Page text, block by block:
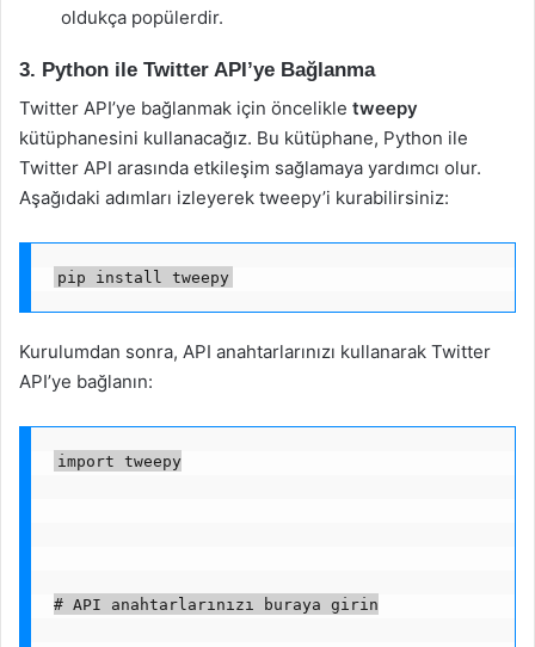
oldukça popülerdir.
3. Python ile Twitter API’ye Bağlanma
Twitter API’ye bağlanmak için öncelikle tweepy
kütüphanesini kullanacağız. Bu kütüphane, Python ile
Twitter API arasında etkileşim sağlamaya yardımcı olur.
Aşağıdaki adımları izleyerek tweepy’i kurabilirsiniz:
pip install tweepy
Kurulumdan sonra, API anahtarlarınızı kullanarak Twitter
API’ye bağlanın:
import tweepy
# API anahtarlarınızı buraya girin